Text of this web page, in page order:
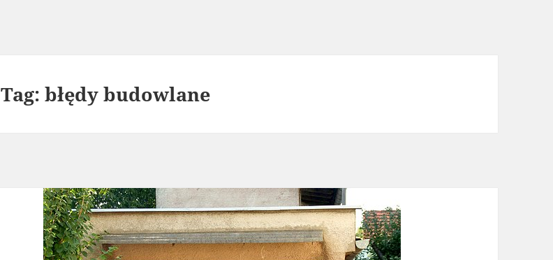
Tag:błędy budowlane